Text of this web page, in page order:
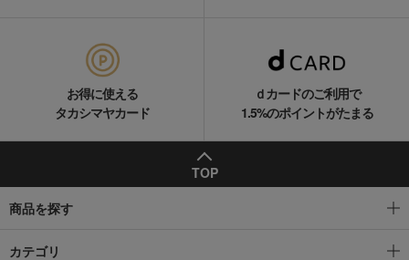
お得に使える
タカシマヤカード
ｄカードのご利用で
1.5%のポイントがたまる
TOP
商品を探す
カテゴリ